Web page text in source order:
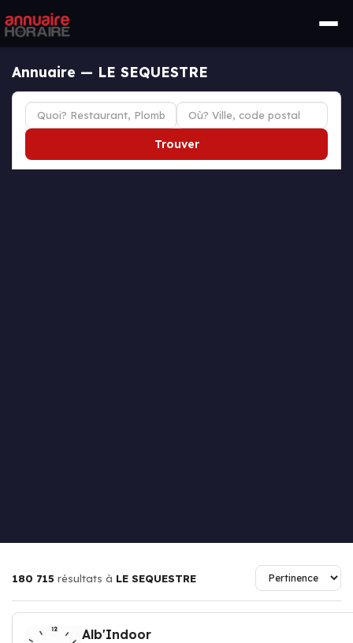
Annuaire — LE SEQUESTRE
Trouver
180 715 résultats à LE SEQUESTRE
Alb'Indoor